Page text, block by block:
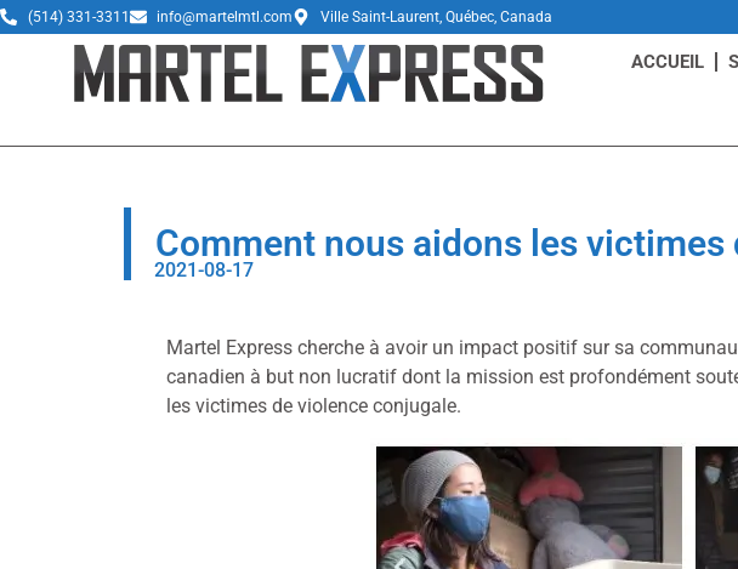
(514) 331-3311 info@martelmtl.com Ville Saint-Laurent, Québec, Canada
ACCUEIL
Comment nous aidons les victimes
2021-08-17
Martel Express cherche à avoir un impact positif sur sa
canadien à but non lucratif dont la mission est profondément
les victimes de violence conjugale.